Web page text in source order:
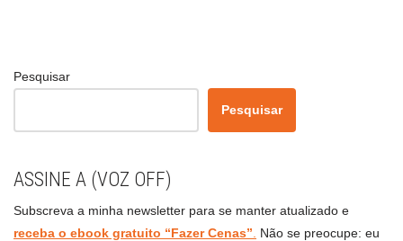
Pesquisar
Pesquisar
ASSINE A (VOZ OFF)
Subscreva a minha newsletter para se manter atualizado e
receba o ebook gratuito “Fazer Cenas”
Não se preocupe: eu